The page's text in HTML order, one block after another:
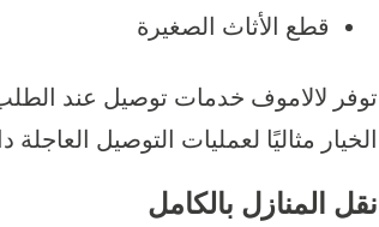
قطع الأثاث الصغيرة
توفر لالاموف خدمات توصيل عند
الخيار مثاليًا لعمليات التوصيل
نقل المنازل بالكامل